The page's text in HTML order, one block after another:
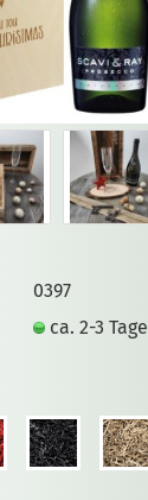
0397
ca. 2-3 Tage